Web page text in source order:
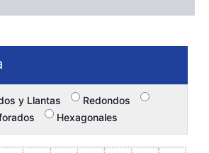
y Llantas
Redondos
Hexagonales